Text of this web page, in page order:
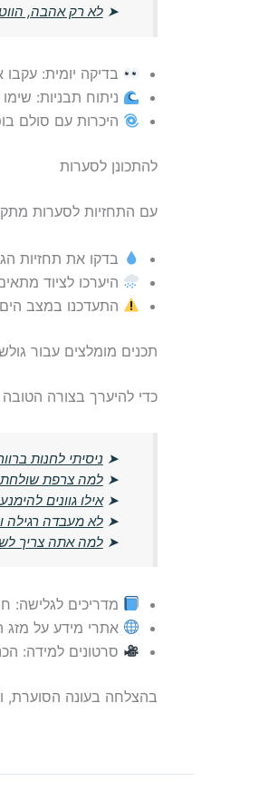
➤לא רק אהבה,
בדיקה יומית: עקבו
ניתוח תבניות:
היכרות עם סולם
להתכונן לסערות
עם התחזיות לסערות
בדקו את תחזיות
היערכו לציוד
התעדכנו במצב
תכנים מומלצים עבור
כדי להיערך בצורה
➤ ניסיתי לחנות ברוורס במשך 30 יום, וגיליתי
➤למה צרפת שולחת
➤אילו גוונים
➤לא מעבדה רגילה
➤למה אתה צריך
מדריכים לגלישה:
אתרי מידע על מזג
סרטונים למידה:
בהצלחה בעונה הסוערת,